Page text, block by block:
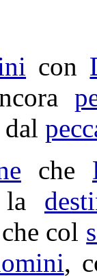
con
dal
che
la
col
,